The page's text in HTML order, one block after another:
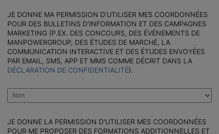
JE DONNE MA PERMISSION D’UTILISER MES COORDONNÉES
POUR DES BULLETINS D'INFORMATION ET DES CAMPAGNES
MARKETING (P.EX. DES CONCOURS, DES ÉVÉNEMENTS DE
MANPOWERGROUP, DES ÉTUDES DE MARCHÉ, LA
COMMUNICATION INTERACTIVE ET DES ÉTUDES ENVOYÉES
PAR EMAIL, SMS, APP ET MMS COMME DÉCRIT DANS LA
DÉCLARATION DE CONFIDENTIALITÉ).
JE DONNE LA PERMISSION D'UTILISER MES COORDONNÉES
POUR ME PROPOSER DES FORMATIONS ADDITIONNELLES ET